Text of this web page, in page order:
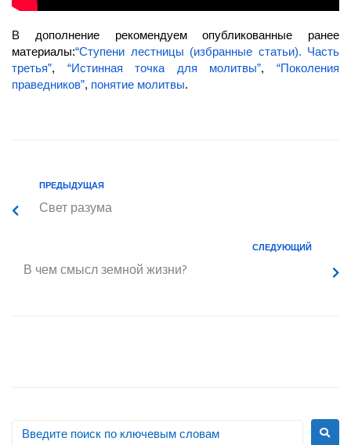
В дополнение рекомендуем опубликованные ранее
материалы:“Ступени лестницы (избранные статьи). Часть
третья”, “Истинная точка для молитвы”,“Поколения
праведников”, понятие молитвы.
ПРЕДЫДУЩАЯ
Свет разума
СЛЕДУЮЩИЙ
В чем смысл земной жизни?